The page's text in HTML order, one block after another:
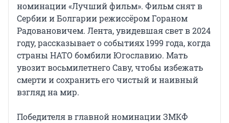
номинации «Лучший фильм». Фильм снят в
Сербии и Болгарии режиссёром Гораном
Радовановичем. Лента, увидевшая свет в 2024
году, рассказывает о событиях 1999 года, когда
страны НАТО бомбили Югославию. Мать
увозит восьмилетнего Саву, чтобы избежать
смерти и сохранить его чистый и наивный
взгляд на мир.
Победителя в главной номинации ЗМКФ